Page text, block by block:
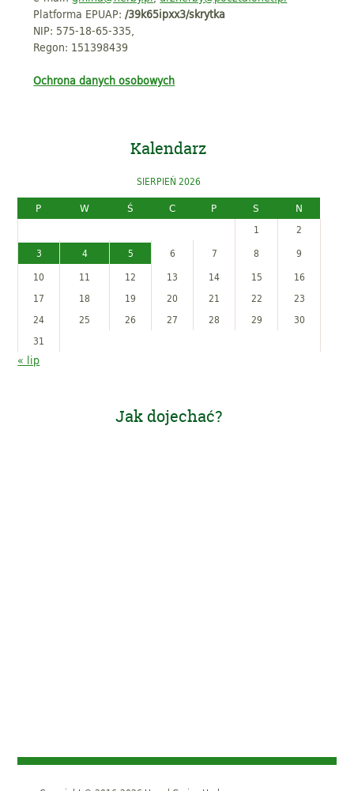
Platforma EPUAP:/39k65ipxx3/skrytka
NIP: 575-18-65-335,
Regon: 151398439
Ochrona danych osobowych
Kalendarz
SIERPIEŃ 2026
P
W Ś C P S
N
1
2
3
4 5 6 7 8
9
10
11 12 13 14 15
16
17
18 19 20 21 22
23
24
25 26 27 28 29
30
31
« lip
Jak dojechać?